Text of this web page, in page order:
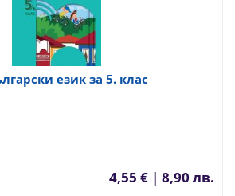
език за 5. клас
4,55 € | 8,90 лв.